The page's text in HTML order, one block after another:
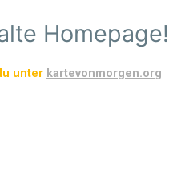
Homepage!
unter kartevonmorgen.org